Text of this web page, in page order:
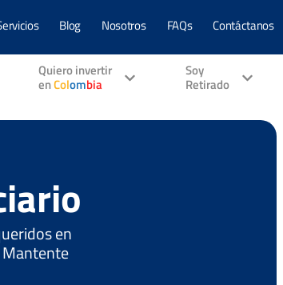
Blog Nosotros FAQs Contáctanos
Quiero invertir
enColombia
Soy
Retirado
en
Mantente